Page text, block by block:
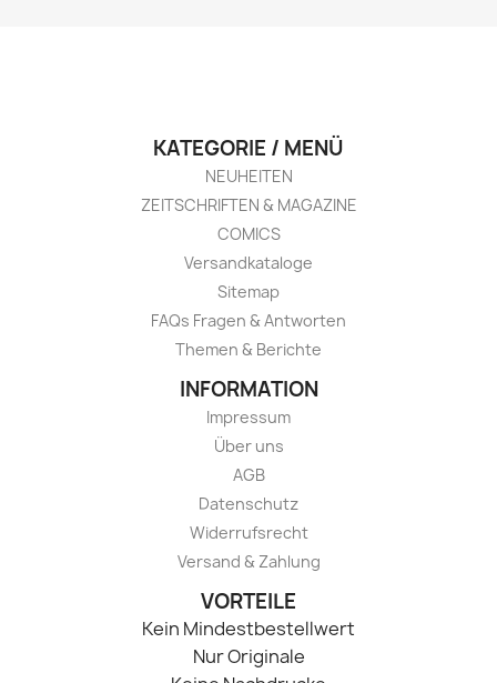
KATEGORIE / MENÜ
NEUHEITEN
ZEITSCHRIFTEN & MAGAZINE
COMICS
Versandkataloge
Sitemap
FAQs Fragen & Antworten
Themen & Berichte
INFORMATION
Impressum
Über uns
AGB
Datenschutz
Widerrufsrecht
Versand & Zahlung
VORTEILE
Kein Mindestbestellwert
Nur Originale